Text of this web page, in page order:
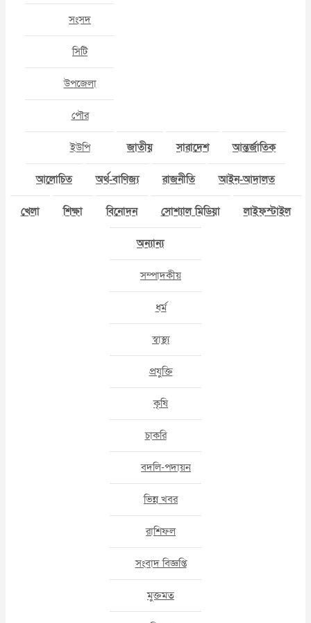
সংসদ
সিটি
উপজেলা
পৌর
ইউপি জাতীয় সারাদেশ আন্তর্জাতিক
আলোচিত অর্থ-বাণিজ্য রাজনীতি আইন-আদালত
খেলা শিক্ষা বিনোদন সোশ্যাল মিডিয়া লাইফস্টাইল
অন্যান্য
সম্পাদকীয়
ধর্ম
স্বাস্থ্য
প্রযুক্তি
কৃষি
চাকরি
বদলি-পদায়ন
ভিন্ন খবর
রাশিফল
সংবাদ বিজ্ঞপ্তি
মুক্তমত